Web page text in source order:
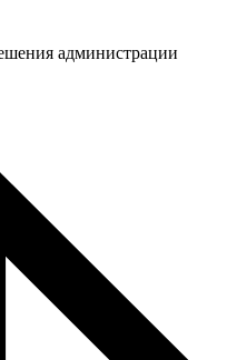
администрации